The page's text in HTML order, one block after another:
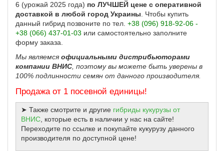
6 (урожай 2025 года) по ЛУЧШЕЙ цене с оперативной
доставкой в любой город Украины . Чтобы купить
данный гибрид позвоните по тел. +38 (096) 918-92-06 -
+38 (066) 437-01-03 или самостоятельно заполните
форму заказа.
Мы являемся официальными дистрибьюторами
компании ВНИС , поэтому вы можете быть уверены в
100% подлинности семян от данного производителя.
Продажа от 1 посевной единицы!
➤ Также смотрите и другие гибриды кукурузы от
ВНИС , которые есть в наличии у нас на сайте!
Переходите по ссылке и покупайте кукурузу данного
производителя по доступной цене!